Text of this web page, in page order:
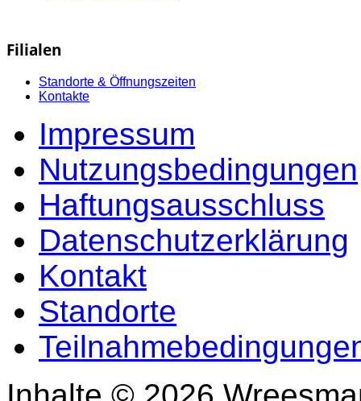
Filialen
Standorte & Öffnungszeiten
Kontakte
Impressum
Nutzungsbedingungen
Haftungsausschluss
Datenschutzerklärung
Kontakt
Standorte